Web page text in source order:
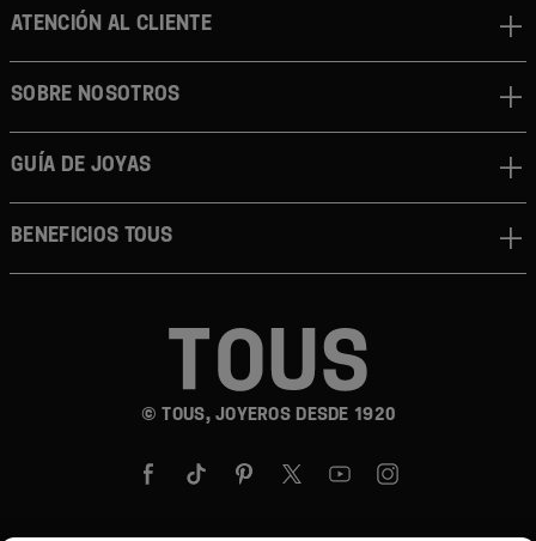
© TOUS, JOYEROS DESDE 1920
ATENCIÓN AL CLIENTE
SOBRE NOSOTROS
GUÍA DE JOYAS
BENEFICIOS TOUS